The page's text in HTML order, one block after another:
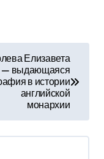
Елизавета
— выдающаяся
в истории
английской
монархии